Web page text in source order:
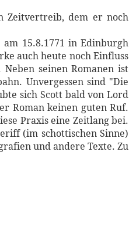
Zeitvertreib, dem er noch
15.8.1771 in Edinburgh
auch heute noch Einfluss
seinen Romanen ist
Unvergessen sind "Die
sich Scott bald von Lord
Roman keinen guten Ruf.
Praxis eine Zeitlang bei.
(im schottischen Sinne)
und andere Texte. Zu